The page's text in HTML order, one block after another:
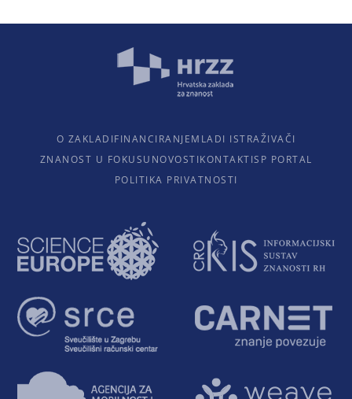
O ZAKLADIFINANCIRANJEMLADI ISTRAŽIVAČI
ZNANOST U FOKUSU NOVOSTIKONTAKTISP PORTAL
POLITIKA PRIVATNOSTI